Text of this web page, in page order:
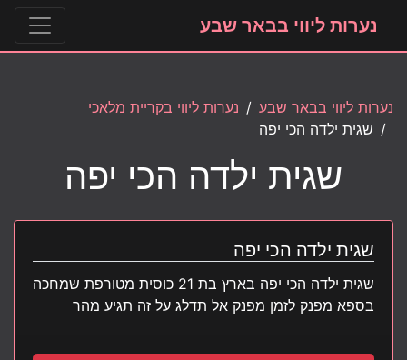
נערות ליווי בבאר שבע
נערות ליווי בבאר שבע
נערות ליווי בקריית מלאכי
שגית ילדה הכי יפה
שגית ילדה הכי יפה
שגית ילדה הכי יפה
שגית ילדה הכי יפה בארץ בת 21 כוסית מטורפת שמחכה
בספא מפנק לזמן מפנק אל תדלג על זה תגיע מהר